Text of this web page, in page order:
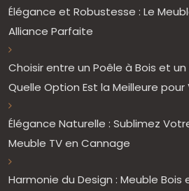
Élégance et Robustesse : Le
Alliance Parfaite
Choisir entre un Poêle à Bois et un
Quelle Option Est la Meilleure pour
Élégance Naturelle : Sublimez
Meuble TV en Cannage
Harmonie du Design : Meuble Bois